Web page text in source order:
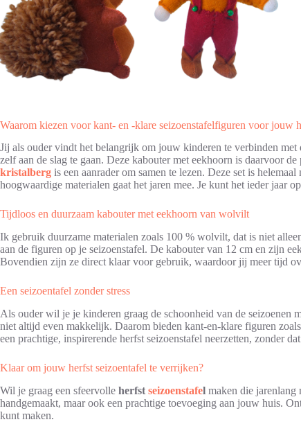
Waarom kiezen voor kant- en -klare seizoenstafelfiguren voor jouw
Jij als ouder vindt het belangrijk om jouw kinderen te verbinden
zelf aan de slag te gaan. Deze kabouter met eekhoorn is daarvoor
kristalberg is een aanrader om samen te lezen. Deze set is
hoogwaardige materialen gaat het jaren mee. Je kunt het ieder jaar
Tijdloos en duurzaam kabouter met eekhoorn van wolvilt
Ik gebruik duurzame materialen zoals 100 % wolvilt, dat is niet
aan de figuren op je seizoenstafel. De kabouter van 12 cm en zijn
Bovendien zijn ze direct klaar voor gebruik, waardoor jij meer tijd
Een seizoentafel zonder stress
Als ouder wil je je kinderen graag de schoonheid van de seizoenen
niet altijd even makkelijk. Daarom bieden kant-en-klare figuren
een prachtige, inspirerende herfst seizoenstafel neerzetten, zonder
Klaar om jouw herfst seizoentafel te verrijken?
Wil je graag een sfeervolle herfst seizoenstafel maken die jarenlang
handgemaakt, maar ook een prachtige toevoeging aan jouw huis.
kunt maken.